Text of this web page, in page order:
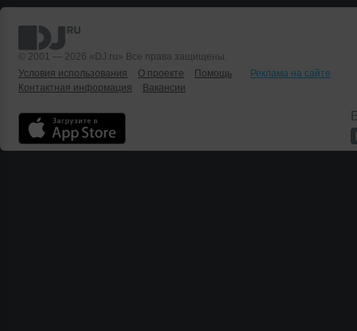
© 2001 — 2026 «DJ.ru» Все права защищены.
Условия использования
О проекте Помощь
Реклама на сайте
Контактная информация
Вакансии